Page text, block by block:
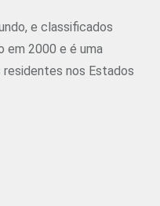
e classificados
em 2000 e é uma
residentes nos Estados